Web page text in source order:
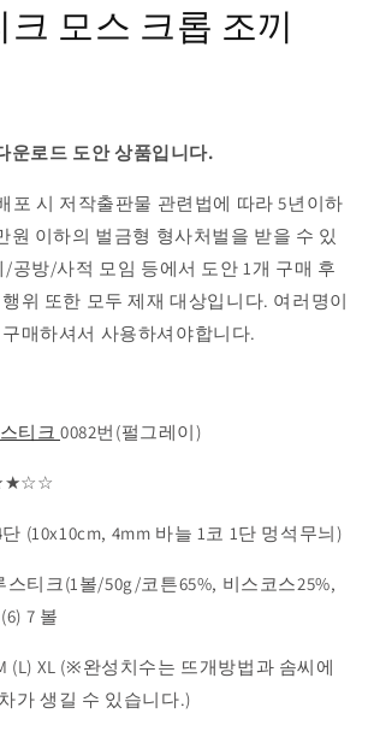
모스 크롭 조끼
운로드 도안 상품입니다.
포 시 저작출판물 관련법에 따라 5년이하
원 이하의 벌금형 형사처벌을 받을 수 있
공방/사적 모임 등에서 도안 1개 구매 후
위 또한 모두 제재 대상입니다. 여러명이
매하셔서 사용하셔야합니다.
티크0082번(펄그레이)
☆
단 (10x10cm, 4mm 바늘 1코 1단 멍석무늬)
스티크(1볼/50g/코튼65%, 비스코스25%,
7 볼
(L) XL (※완성치수는 뜨개방법과 솜씨에
가 생길 수 있습니다.)